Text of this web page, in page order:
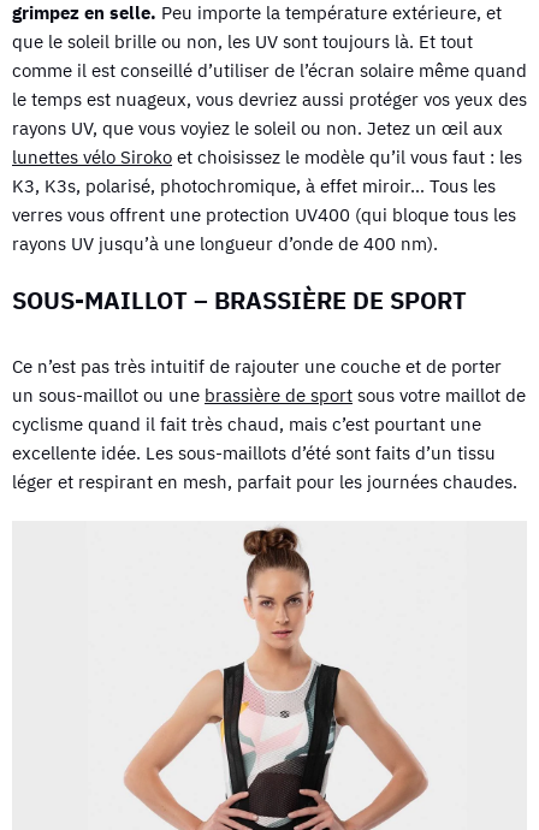
grimpez en selle. Peu importe la température extérieure, et
que le soleil brille ou non, les UV sont toujours là. Et tout
comme il est conseillé d’utiliser de l’écran solaire même quand
le temps est nuageux, vous devriez aussi protéger vos yeux des
rayons UV, que vous voyiez le soleil ou non. Jetez un œil aux
lunettes vélo Siroko et choisissez le modèle qu’il vous faut : les
K3, K3s, polarisé, photochromique, à effet miroir… Tous les
verres vous offrent une protection UV400 (qui bloque tous les
rayons UV jusqu’à une longueur d’onde de 400 nm).
SOUS-MAILLOT – BRASSIÈRE DE SPORT
Ce n’est pas très intuitif de rajouter une couche et de porter
un sous-maillot ou une brassière de sport sous votre maillot de
cyclisme quand il fait très chaud, mais c’est pourtant une
excellente idée. Les sous-maillots d’été sont faits d’un tissu
léger et respirant en mesh, parfait pour les journées chaudes.